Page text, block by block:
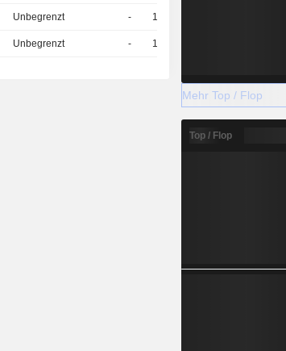
Unbegrenzt - 10
Unbegrenzt - 10
Mehr Top / Flop
Top / Flop